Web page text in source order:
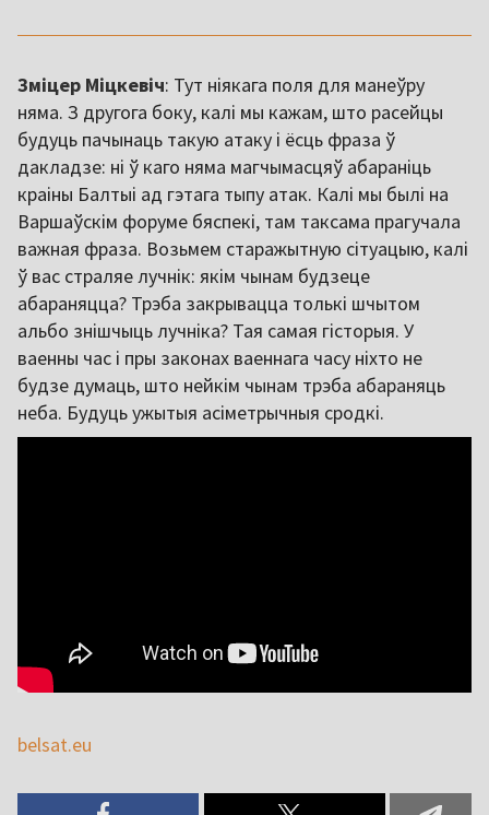
Зміцер Міцкевіч: Тут ніякага поля для манеўру
няма. З другога боку, калі мы кажам, што расейцы
будуць пачынаць такую атаку і ёсць фраза ў
дакладзе: ні ў каго няма магчымасцяў абараніць
краіны Балтыі ад гэтага тыпу атак. Калі мы былі на
Варшаўскім форуме бяспекі, там таксама прагучала
важная фраза. Возьмем старажытную сітуацыю, калі
ў вас страляе лучнік: якім чынам будзеце
абараняцца? Трэба закрывацца толькі шчытом
альбо знішчыць лучніка? Тая самая гісторыя. У
ваенны час і пры законах ваеннага часу ніхто не
будзе думаць, што нейкім чынам трэба абараняць
неба. Будуць ужытыя асіметрычныя сродкі.
belsat.eu